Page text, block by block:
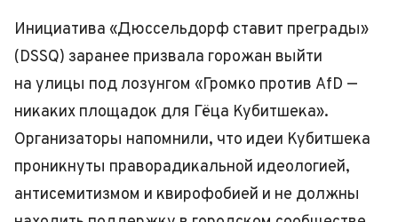
Инициатива «Дюссельдорф ставит преграды»
(DSSQ) заранее призвала горожан выйти
на улицы под лозунгом «Громко против AfD —
никаких площадок для Гёца Кубитшека».
Организаторы напомнили, что идеи Кубитшека
проникнуты праворадикальной идеологией,
антисемитизмом и квирофобией и не должны